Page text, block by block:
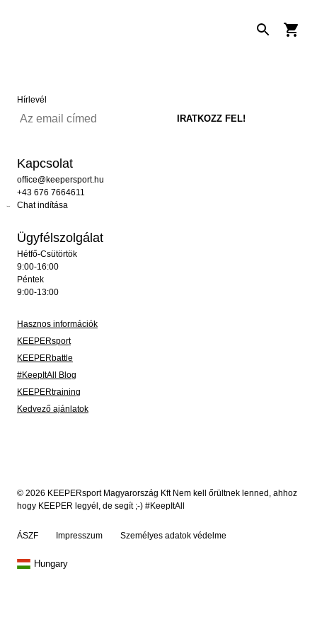
Hírlevél
Kapcsolat
office@keepersport.hu
+43 676 7664611
Chat indítása
Ügyfélszolgálat
Hétfő-Csütörtök
9:00-16:00
Péntek
9:00-13:00
Hasznos információk
KEEPERsport
KEEPERbattle
#KeepItAll Blog
KEEPERtraining
Kedvező ajánlatok
© 2026 KEEPERsport Magyarország Kft Nem kell őrültnek lenned, ahhoz
hogy KEEPER legyél, de segít ;-) #KeepItAll
ÁSZF Impresszum Személyes adatok védelme
Hungary